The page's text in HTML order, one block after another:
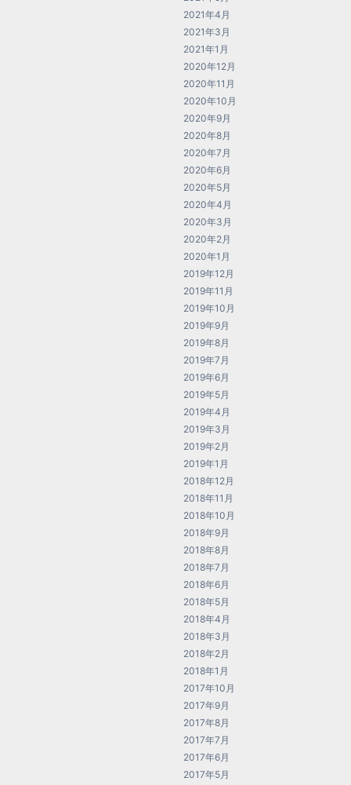
2021年4月
2021年3月
2021年1月
2020年12月
2020年11月
2020年10月
2020年9月
2020年8月
2020年7月
2020年6月
2020年5月
2020年4月
2020年3月
2020年2月
2020年1月
2019年12月
2019年11月
2019年10月
2019年9月
2019年8月
2019年7月
2019年6月
2019年5月
2019年4月
2019年3月
2019年2月
2019年1月
2018年12月
2018年11月
2018年10月
2018年9月
2018年8月
2018年7月
2018年6月
2018年5月
2018年4月
2018年3月
2018年2月
2018年1月
2017年10月
2017年9月
2017年8月
2017年7月
2017年6月
2017年5月